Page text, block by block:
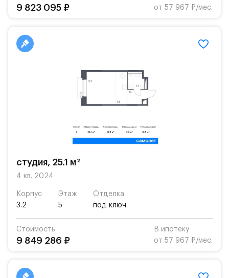
9 823 095 ₽
от 57 967 ₽/мес.
студия, 25.1 м²
4 кв. 2024
Корпус
3.2
Этаж
5
Отделка
под ключ
Стоимость
9 849 286 ₽
В ипотеку
от 57 967 ₽/мес.